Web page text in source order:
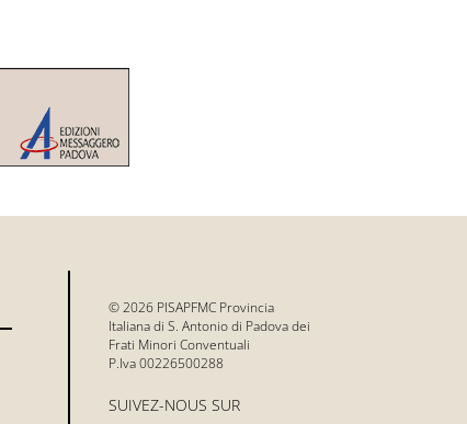
© 2026 PISAPFMC Provincia
Italiana di S. Antonio di Padova dei
Frati Minori Conventuali
P.Iva 00226500288
SUIVEZ-NOUS SUR